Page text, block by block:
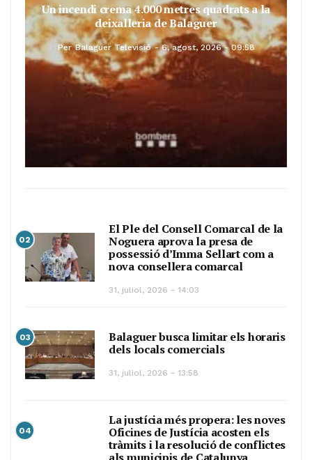
Un incendi crema 4.000 metres quadrats a la
deixalleria de Balaguer
Per Balaguer Televisió 6, agost, 2026 - 09:58
02
El Ple del Consell Comarcal de la
Noguera aprova la presa de
possessió d’Imma Sellart com a
nova consellera comarcal
31, juliol, 2026 - 14:03
03
Balaguer busca limitar els horaris
dels locals comercials
31, juliol, 2026 - 13:58
04
La justícia més propera: les noves
Oficines de Justícia acosten els
tràmits i la resolució de conflictes